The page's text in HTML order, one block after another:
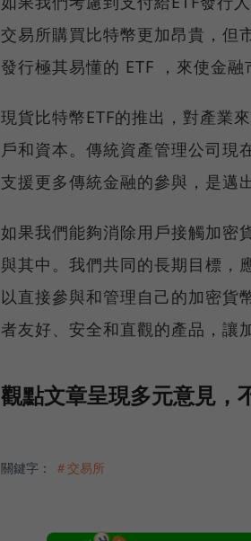
交易所購買比特幣更加昂貴，但
發行極其易懂的 ETF ，來使金融
現貨比特幣ETF的推出，對產業
戶和資本。傳統資產管理公司現
支援更多傳統金融的參與，是邁
如果我們能夠消除用戶接觸加密
與其中。我們共同的長期目標，
以直接參與和管理自己的加密貨
者友好、安全和直觀的產品，讓
觀點文章呈現多元意見，
關鍵字： ＃交易所